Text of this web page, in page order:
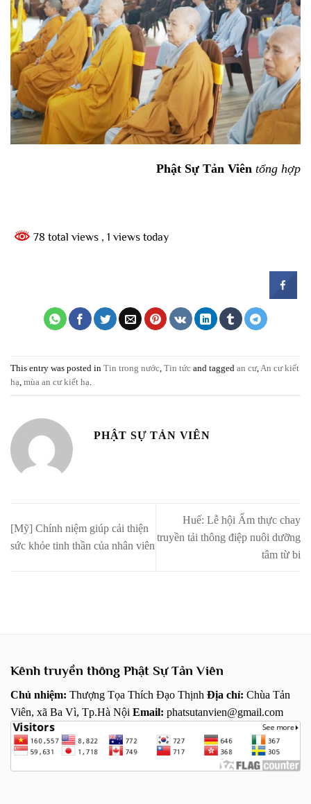
Phật Sự Tản Viên tổng hợp
78 total views , 1 views today
This entry was posted in Tin trong nước, Tin tức and tagged an cư,An cư kiết
hạ, mùa an cư kiết hạ.
PHẬT SỰ TẢN VIÊN
[Mỹ] Chính niệm giúp cải thiện
sức khỏe tinh thần của nhân viên
Huế: Lễ hội Ẩm thực chay
truyền tải thông điệp nuôi dưỡng
tâm từ bi
Kênh truyền thông Phật Sự Tản Viên
Chủ nhiệm: Thượng Tọa Thích Đạo Thịnh Địa chỉ: Chùa Tản
Viên, xã Ba Vì, Tp.Hà Nội Email: phatsutanvien@gmail.com